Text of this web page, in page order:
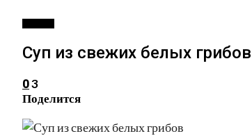
Суп из свежих белых грибов
03
Поделится